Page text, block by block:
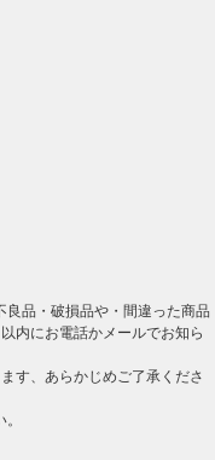
品・破損品や・間違った商品
内にお電話かメールでお知ら
す、あらかじめご了承くださ